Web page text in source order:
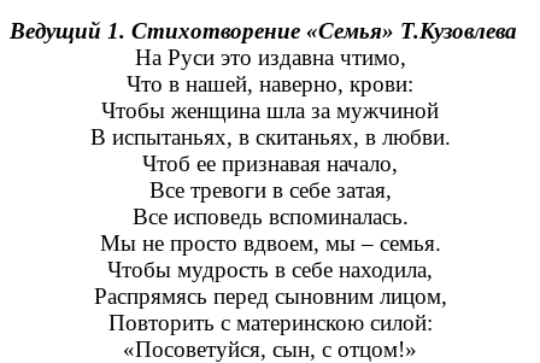
Ведущий 1. Стихотворение «Семья» Т.Кузовлева
На Руси это издавна чтимо,
Что в нашей, наверно, крови:
Чтобы женщина шла за мужчиной
В испытаньях, в скитаньях, в любви.
Чтоб ее признавая начало,
Все тревоги в себе затая,
Все исповедь вспоминалась.
Мы не просто вдвоем, мы – семья.
Чтобы мудрость в себе находила,
Распрямясь перед сыновним лицом,
Повторить с материнскою силой:
«Посоветуйся, сын, с отцом!»